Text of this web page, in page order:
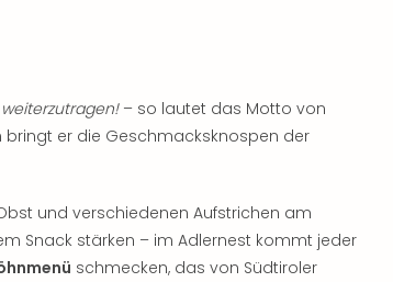
– so lautet das Motto von
bringt er die Geschmacksknospen der
und verschiedenen Aufstrichen am
Snack stärken – im Adlernest kommt jeder
schmecken, das von Südtiroler